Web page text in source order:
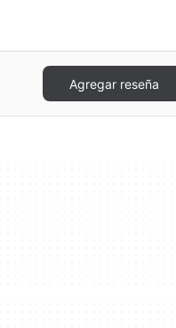
Agregar reseña